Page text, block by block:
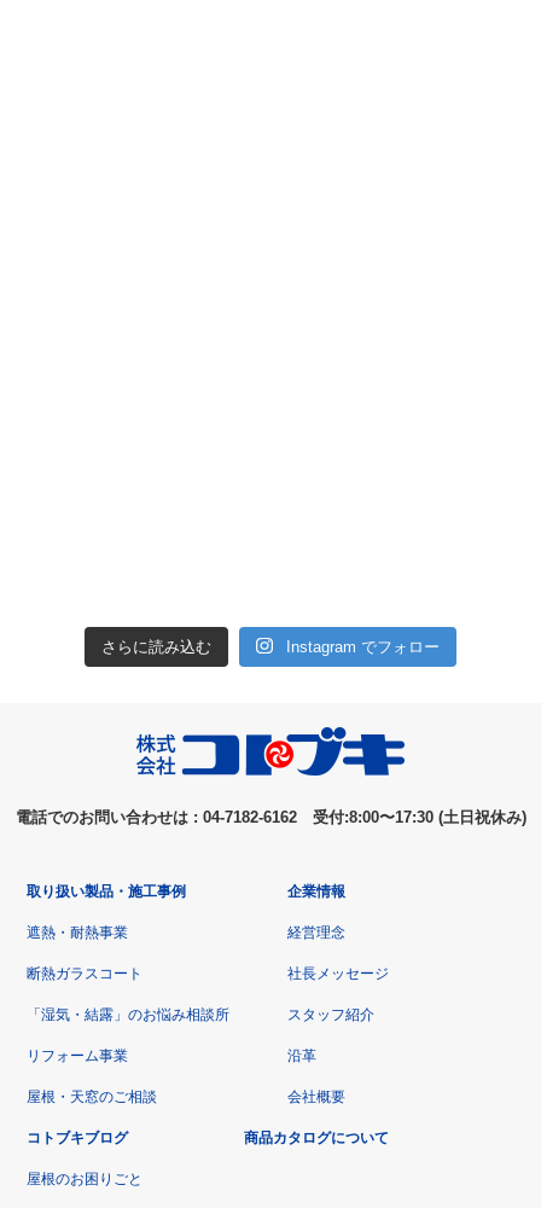
さらに読み込む Instagram でフォロー
電話でのお問い合わせは : 04-7182-6162 受付:8:00〜17:30 (土日祝休み)
取り扱い製品・施工事例
遮熱・耐熱事業
断熱ガラスコート
「湿気・結露」のお悩み相談所
リフォーム事業
屋根・天窓のご相談
企業情報
経営理念
社長メッセージ
スタッフ紹介
沿革
会社概要
コトブキブログ
屋根のお困りごと
商品カタログについて